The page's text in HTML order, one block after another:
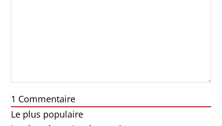
1 Commentaire
Le plus populaire